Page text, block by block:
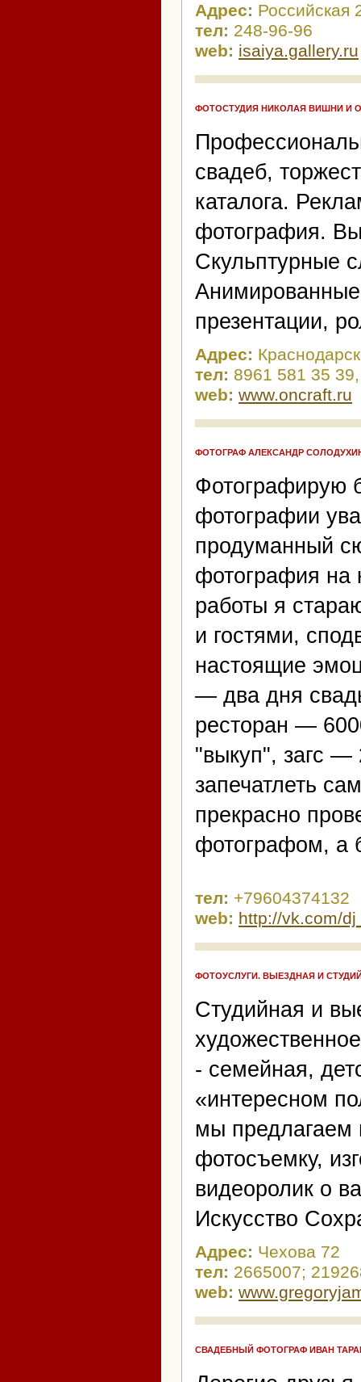
Адрес: Российская
тел: 248-96-96
web: isaiya.gallery.ru
ФОТОСТУДИЯ НИКОЛАЯ ВИШНИ И
свадеб,
каталога.
фотография.
Скульптурные
презентации,
Адрес:
тел: 8961 581 35
web: www.oncraft.ru
ФОТОГРАФ АЛЕКСАНДР
Фотографирую
фотографии
продуманный
фотография на
работы я
и гостями,
настоящие
— два дня
ресторан —
"выкуп", загс —
запечатлеть
прекрасно
фотографом, а
тел: +79604374132
web: http://vk.com/
ФОТОУСЛУГИ. ВЫЕЗДНАЯ И
Студийная и
- семейная,
«интересном
мы предлагаем
фотосъемку,
видеоролик о
Искусство
Адрес: Чехова 72
тел: 2665007;
web:
СВАДЕБНЫЙ ФОТОГРАФ ИВАН